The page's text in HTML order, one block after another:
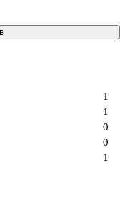
1
0
0
1
1